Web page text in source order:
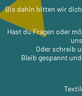
Bis dahin bitten wir
Hast du Fragen oder
Oder schreib
Bleib gespannt